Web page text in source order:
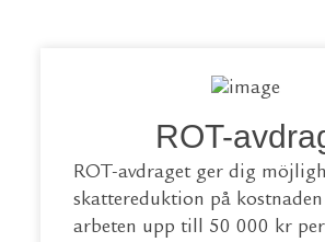
ROT-
ROT-avdraget ger dig
skattereduktion på
arbeten upp till 50 000 kr